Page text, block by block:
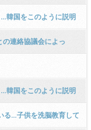
韓国をこのように説明
連絡協議会によっ
「ごめんなさい…」 →
韓国をこのように説明
る…子供を洗脳教育して